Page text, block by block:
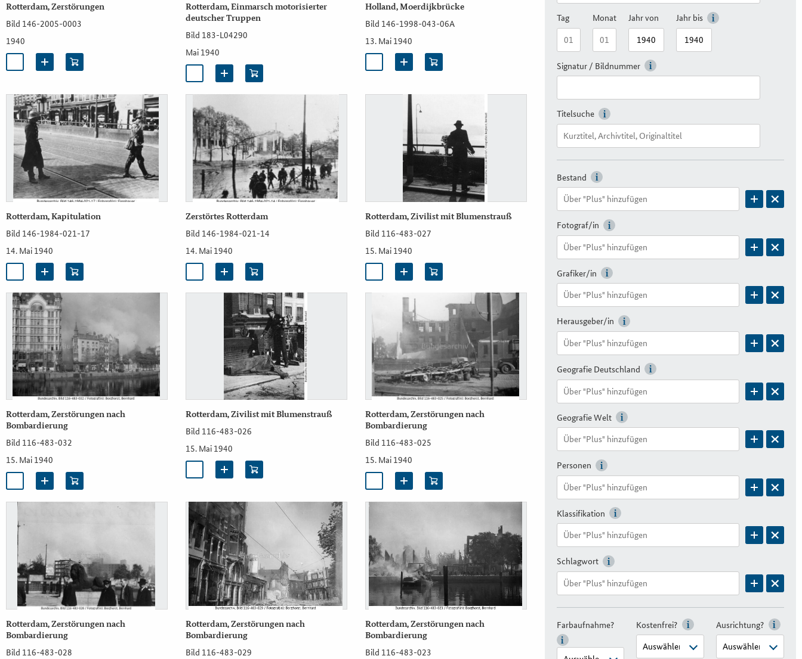
Rotterdam, Zerstörungen
Bild 146-2005-0003
1940
Rotterdam, Einmarsch motorisierter
deutscher Truppen
Bild 183-L04290
Mai 1940
Holland, Moerdijkbrücke
Bild 146-1998-043-06A
13. Mai 1940
Rotterdam, Kapitulation
Bild 146-1984-021-17
14. Mai 1940
Zerstörtes Rotterdam
Bild 146-1984-021-14
14. Mai 1940
Rotterdam, Zivilist mit Blumenstrauß
Bild 116-483-027
15. Mai 1940
Rotterdam, Zerstörungen nach
Bombardierung
Bild 116-483-032
15. Mai 1940
Rotterdam, Zivilist mit Blumenstrauß
Bild 116-483-026
15. Mai 1940
Rotterdam, Zerstörungen nach
Bombardierung
Bild 116-483-025
15. Mai 1940
Rotterdam, Zerstörungen nach
Bombardierung
Bild 116-483-028
Rotterdam, Zerstörungen nach
Bombardierung
Bild 116-483-029
Rotterdam, Zerstörungen nach
Bombardierung
Bild 116-483-023
Tag Monat Jahr von Jahr bis
Signatur / Bildnummer
Titelsuche
Bestand
Fotograf/in
Grafiker/in
Herausgeber/in
Geografie Deutschland
Geografie Welt
Personen
Klassifikation
Schlagwort
Farbaufnahme? Kostenfrei? Ausrichtung?